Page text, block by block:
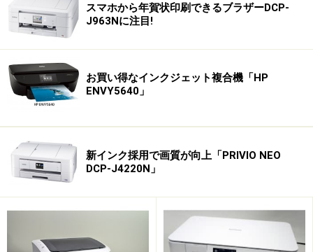
染料系6色インクを採用するスタンダードモデル。キヤ
ノンと違って顔料ブラックインクを採用していないので
文書印刷は比較的弱いものの、写真印刷に強いのが魅
力。2012年秋モデルは従来モデルに比べて約40％（容積
比）ものコンパクト化を実現しており、省スペース設置
ができるのが最大の魅力だ。
カラリオ EP-805AR [レッド]
っておきたいポイントを紹介しよう。
スマホから年賀状印刷できるブラザーDCP-
J963Nに注目!
お買い得なインクジェット複合機「HP
ENVY5640」
新インク採用で画質が向上「PRIVIO NEO
DCP-J4220N」